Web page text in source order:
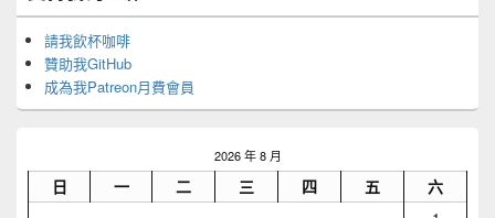
Widget
Area請我飲杯咖啡
贊助我GitHub
成為我Patreon月費會員
2026 年 8 月
日 一 二 三 四 五 六